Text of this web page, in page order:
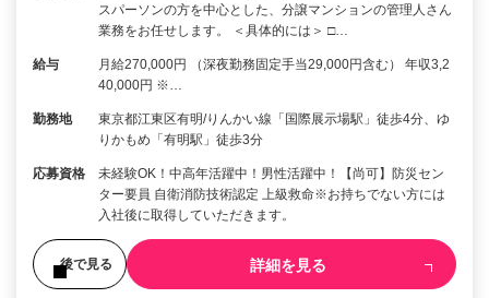
スパーソンの方を中心とした、分譲マンションの管理人さん
業務をお任せします。 ＜具体的には＞ □…
給与
月給270,000円 （深夜勤務固定手当29,000円含む） 年収3,2
40,000円 ※…
勤務地
東京都江東区有明/りんかい線「国際展示場駅」徒歩4分、ゆ
りかもめ「有明駅」徒歩3分
応募資格
未経験OK！中高年活躍中！男性活躍中！【尚可】防災セン
ター要員 自衛消防技術認定 上級救命※お持ちでない方には
入社後に取得していただきます。
後で見る 詳細を見る